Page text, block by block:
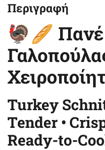
Περιγραφή
🦃🥖 Πανέ
Turkey
Tender •
Ready-to-